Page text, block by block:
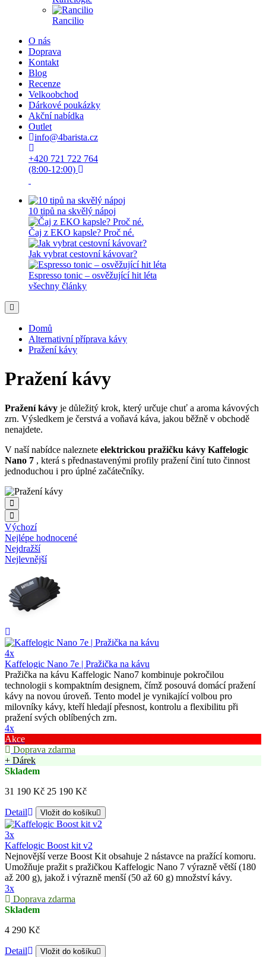
Rancilio
O nás
Doprava
Kontakt
Blog
Recenze
Velkoobchod
Dárkové poukázky
Akční nabídka
Outlet
info@4barista.cz
+420 721 722 764
(8:00-12:00)
10 tipů na skvělý nápoj
Čaj z EKO kapsle? Proč né.
Jak vybrat cestovní kávovar?
Espresso tonic – osvěžující hit léta
všechny články
Domů
Alternativní příprava kávy
Pražení kávy
Pražení kávy
Pražení kávy je důležitý krok, který určuje chuť a aroma kávových
zrn. Výsledkem je čerstvá a voňavá káva, jakou běžně v obchodě
nenajdete.
V naší nabídce naleznete elektrickou pražičku kávy Kaffelogic
Nano 7 , která s přednastavenými profily pražení činí tuto činnost
jednoduchou i pro úplné začátečníky.
Výchozí
Nejlépe hodnocené
Nejdražší
Nejlevnější
4x
Kaffelogic Nano 7e | Pražička na kávu
Pražička na kávu Kaffelogic Nano7 kombinuje pokročilou
technologii s kompaktním designem, čímž posouvá domácí pražení
kávy na novou úroveň. Tento model je vynikající volbou pro
milovníky kávy, kteří hledají přesnost, kontrolu a flexibilitu při
pražení svých oblíbených zrn.
4x
Akce
Doprava zdarma
+ Dárek
Skladem
31 190 Kč 25 190 Kč
Detail Vložit do košíku
3x
Kaffelogic Boost kit v2
Nejnovější verze Boost Kit obsahuje 2 nástavce na pražící komoru.
Umožňuje pražit s pražičkou Kaffelogic Nano 7 výrazně větší (180
až 200 g), jakož i výrazně menší (50 až 60 g) množství kávy.
3x
Doprava zdarma
Skladem
4 290 Kč
Detail Vložit do košíku